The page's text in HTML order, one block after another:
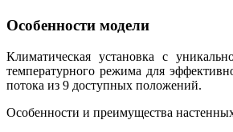
Особенности модели
Климатическая установка с
температурного режима для
потока из 9 доступных положений.
Особенности и преимущества